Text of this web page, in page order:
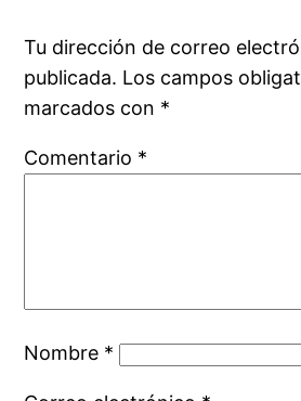
Tu dirección de correo
publicada. Los campos
marcados con *
Comentario *
Nombre *